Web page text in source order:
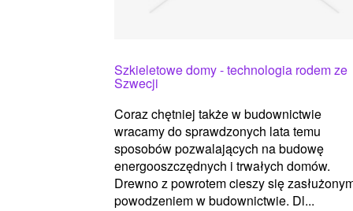
Szkieletowe domy - technologia rodem ze
Szwecji
Coraz chętniej także w budownictwie
wracamy do sprawdzonych lata temu
sposobów pozwalających na budowę
energooszczędnych i trwałych domów.
Drewno z powrotem cieszy się
powodzeniem w budownictwie. Dl...